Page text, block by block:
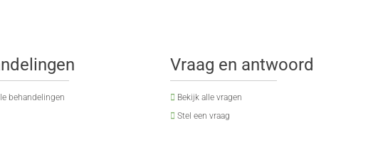
behandelingen
Vraag en antwoord
Bekijk alle vragen
Stel een vraag